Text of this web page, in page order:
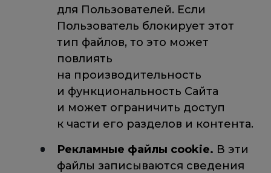
для Пользователей. Если
Пользователь блокирует этот
тип файлов, то это может
повлиять
на производительность
и функциональность Сайта
и может ограничить доступ
к части его разделов и контента.
Рекламные файлы cookie. В эти
файлы записываются сведения